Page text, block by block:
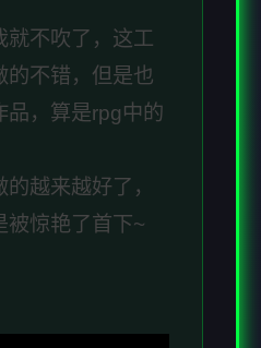
就不吹了，这工
的不错，但是也
品，算是rpg中的
越来越好了，
被惊艳了首下~